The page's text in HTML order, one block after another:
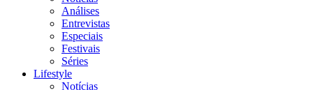
Análises
Entrevistas
Especiais
Festivais
Séries
Lifestyle
Notícias